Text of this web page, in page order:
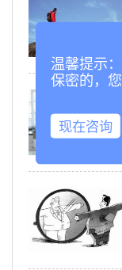
温馨提示
保密的，
现在咨询